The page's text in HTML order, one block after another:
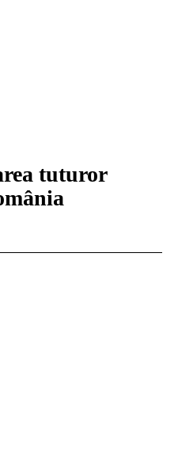
tuturor